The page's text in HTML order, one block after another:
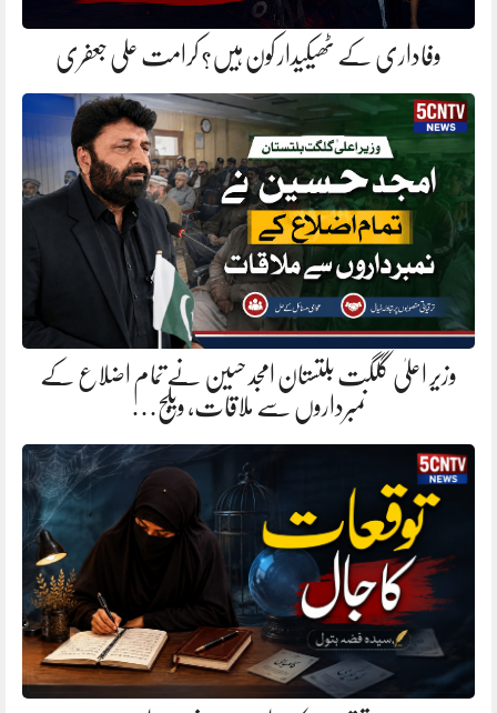
وفاداری کے ٹھیکیدار کون ہیں؟ کرامت علی جعفری
وزیر اعلیٰ گلگت بلتستان امجد حسین نے تمام اضلاع کے
نمبرداروں سے ملاقات، ویلج…